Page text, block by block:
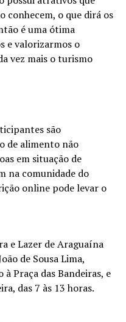
conhecem, o que dirá os
é uma ótima
e valorizarmos o
vez mais o turismo
são
de alimento não
em situação de
na comunidade do
online pode levar o
e Lazer de Araguaína
de Sousa Lima,
Praça das Bandeiras, e
das 7 às 13 horas.